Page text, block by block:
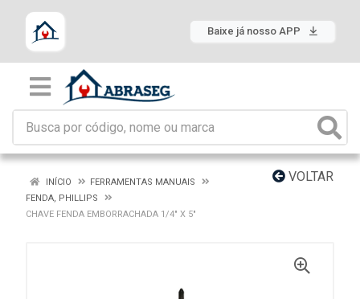
Baixe já nosso APP
VOLTAR
INÍCIO
FERRAMENTAS MANUAIS
FENDA, PHILLIPS
CHAVE FENDA EMBORRACHADA 1/4" X 5"